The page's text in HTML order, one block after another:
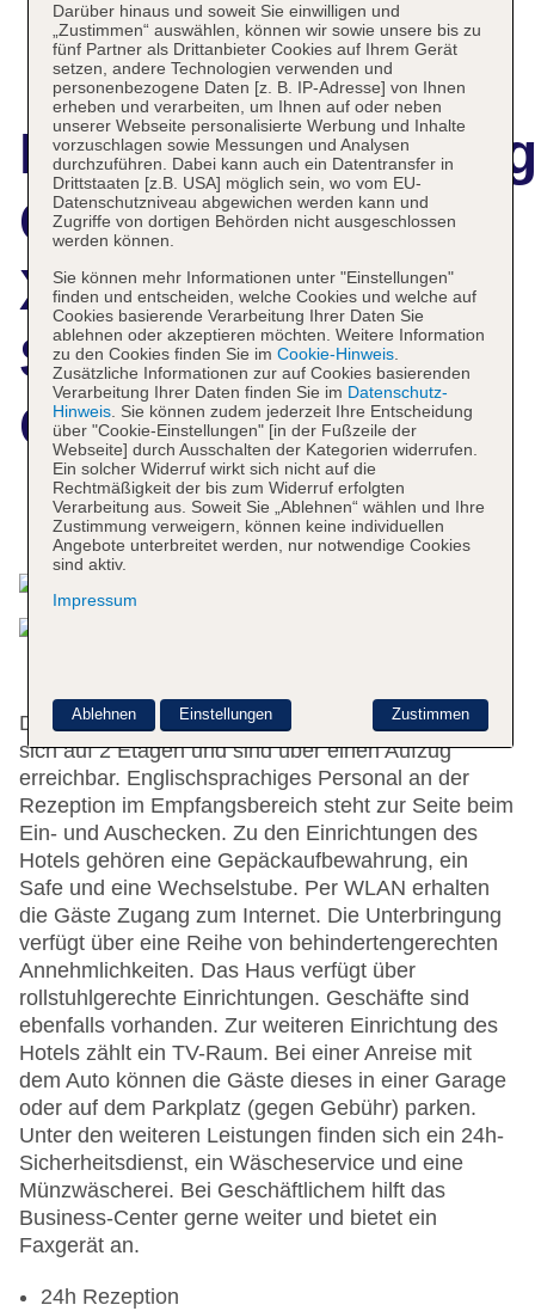
Comfort Hotel
Xpress
Stockholm
Central
Das bietet Ihre Unterkunft
Die 163 Zimmer und die 150 Einzelzimmer verteilen
sich auf 2 Etagen und sind über einen Aufzug
erreichbar. Englischsprachiges Personal an der
Rezeption im Empfangsbereich steht zur Seite beim
Ein- und Auschecken. Zu den Einrichtungen des
Hotels gehören eine Gepäckaufbewahrung, ein
Safe und eine Wechselstube. Per WLAN erhalten
die Gäste Zugang zum Internet. Die Unterbringung
verfügt über eine Reihe von behindertengerechten
Annehmlichkeiten. Das Haus verfügt über
rollstuhlgerechte Einrichtungen. Geschäfte sind
ebenfalls vorhanden. Zur weiteren Einrichtung des
Hotels zählt ein TV-Raum. Bei einer Anreise mit
dem Auto können die Gäste dieses in einer Garage
oder auf dem Parkplatz (gegen Gebühr) parken.
Unter den weiteren Leistungen finden sich ein 24h-
Sicherheitsdienst, ein Wäscheservice und eine
Münzwäscherei. Bei Geschäftlichem hilft das
Business-Center gerne weiter und bietet ein
Faxgerät an.
24h Rezeption
Darüber hinaus und soweit Sie einwilligen und
„Zustimmen“ auswählen, können wir sowie unsere bis zu
fünf Partner als Drittanbieter Cookies auf Ihrem Gerät
setzen, andere Technologien verwenden und
personenbezogene Daten [z. B. IP-Adresse] von Ihnen
erheben und verarbeiten, um Ihnen auf oder neben
unserer Webseite personalisierte Werbung und Inhalte
vorzuschlagen sowie Messungen und Analysen
durchzuführen. Dabei kann auch ein Datentransfer in
Drittstaaten [z.B. USA] möglich sein, wo vom EU-
Datenschutzniveau abgewichen werden kann und
Zugriffe von dortigen Behörden nicht ausgeschlossen
werden können.
Sie können mehr Informationen unter "Einstellungen"
finden und entscheiden, welche Cookies und welche auf
Cookies basierende Verarbeitung Ihrer Daten Sie
ablehnen oder akzeptieren möchten. Weitere Information
zu den Cookies finden Sie im Cookie-Hinweis.
Zusätzliche Informationen zur auf Cookies basierenden
Verarbeitung Ihrer Daten finden Sie im Datenschutz-
Hinweis. Sie können zudem jederzeit Ihre Entscheidung
über "Cookie-Einstellungen" [in der Fußzeile der
Webseite] durch Ausschalten der Kategorien widerrufen.
Ein solcher Widerruf wirkt sich nicht auf die
Rechtmäßigkeit der bis zum Widerruf erfolgten
Verarbeitung aus. Soweit Sie „Ablehnen“ wählen und Ihre
Zustimmung verweigern, können keine individuellen
Angebote unterbreitet werden, nur notwendige Cookies
sind aktiv.
Impressum
Zustimmen
Ablehnen Einstellungen